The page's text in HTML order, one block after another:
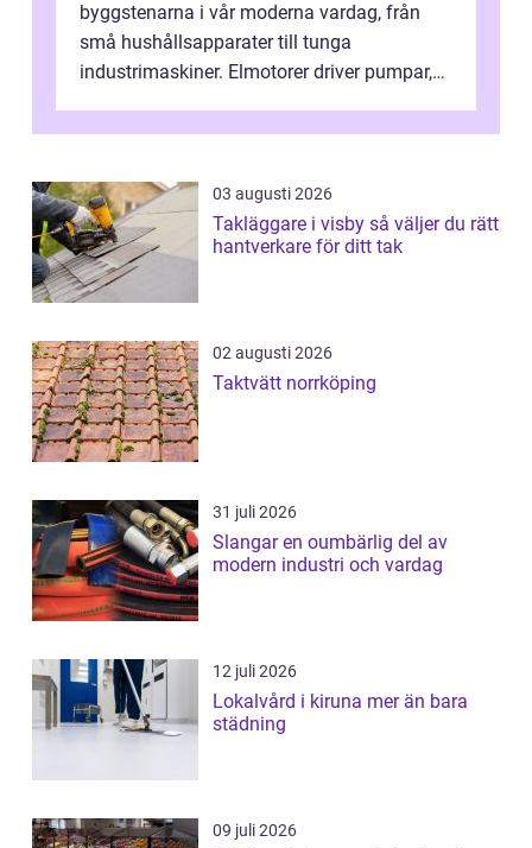
byggstenarna i vår moderna vardag, från
små hushållsapparater till tunga
industrimaskiner. Elmotorer driver pumpar,
03 augusti 2026
Takläggare i visby så väljer du rätt
hantverkare för ditt tak
02 augusti 2026
Taktvätt norrköping
31 juli 2026
Slangar en oumbärlig del av
modern industri och vardag
12 juli 2026
Lokalvård i kiruna mer än bara
städning
09 juli 2026